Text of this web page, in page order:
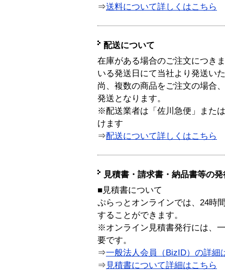
⇒送料について詳しくはこちら
配送について
在庫がある場合のご注文につき
いる発送日にて当社より発送い
尚、複数の商品をご注文の場合
発送となります。
※配送業者は「佐川急便」また
けます
⇒配送について詳しくはこちら
見積書・請求書・納品書等の
■見積書について
ぷらっとオンラインでは、24時
することができます。
※オンライン見積書発行には、
要です。
⇒一般法人会員（BizID）の詳細
⇒ 見積書について詳細はこちら